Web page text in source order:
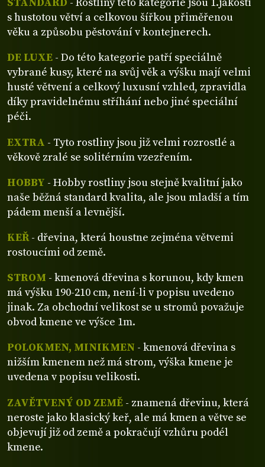
s hustotou větví a celkovou šířkou přiměřenou
věku a způsobu pěstování v kontejnerech.
DE LUXE - Do této kategorie patří speciálně
vybrané kusy, které na svůj věk a výšku mají velmi
husté větvení a celkový luxusní vzhled, zpravidla
díky pravidelnému stříhání nebo jiné speciální
péči.
EXTRA - Tyto rostliny jsou již velmi rozrostlé a
věkově zralé se solitérním vzezřením.
HOBBY - Hobby rostliny jsou stejně kvalitní jako
naše běžná standard kvalita, ale jsou mladší a tím
pádem menší a levnější.
KEŘ- dřevina, která houstne zejména větvemi
rostoucími od země.
STROM - kmenová dřevina s korunou, kdy kmen
má výšku 190-210 cm, není-li v popisu uvedeno
jinak. Za obchodní velikost se u stromů považuje
obvod kmene ve výšce 1m.
POLOKMEN, MINIKMEN - kmenová dřevina s
nižším kmenem než má strom, výška kmene je
uvedena v popisu velikosti.
ZAVĚTVENÝ OD ZEMĚ - znamená dřevinu, která
neroste jako klasický keř, ale má kmen a větve se
objevují již od země a pokračují vzhůru podél
kmene.